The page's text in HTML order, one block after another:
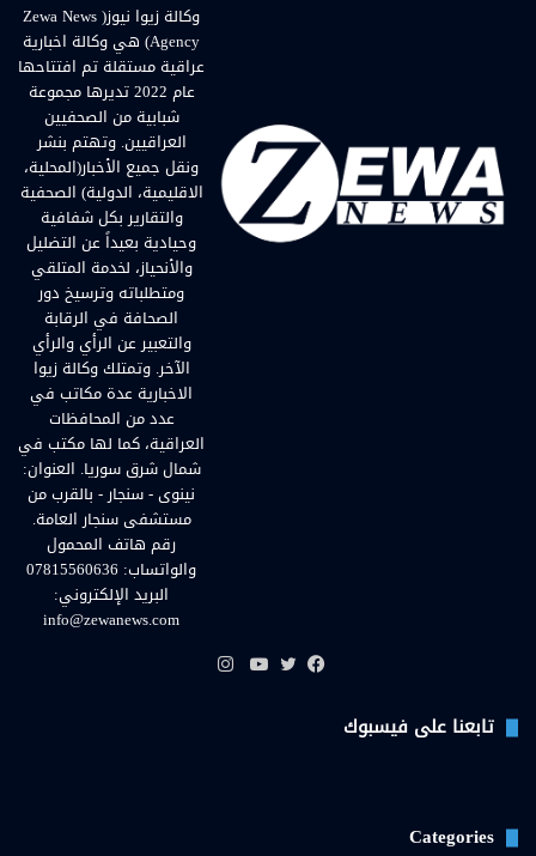
وكالة زيوا نيوز( Zewa News
Agency) هي وكالة اخبارية
عراقية مستقلة تم افتتاحها
عام 2022 تديرها مجموعة
شبابية من الصحفيين
العراقيين. وتهتم بنشر
ونقل جميع الأخبار(المحلية،
الاقليمية، الدولية) الصحفية
والتقارير بكل شفافية
وحيادية بعيداً عن التضليل
والأنحياز، لخدمة المتلقي
ومتطلباته وترسيخ دور
الصحافة في الرقابة
والتعبير عن الرأي والرأي
الآخر. وتمتلك وكالة زيوا
الاخبارية عدة مكاتب في
عدد من المحافظات
العراقية، كما لها مكتب في
شمال شرق سوريا. العنوان:
نينوى - سنجار - بالقرب من
مستشفى سنجار العامة.
رقم هاتف المحمول
والواتساب: 07815560636
البريد الإلكتروني:
info@zewanews.com
تابعنا على فيسبوك
Categories